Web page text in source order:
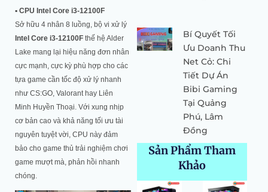
▪ CPU Intel Core i3-12100F
Sở hữu 4 nhân 8 luồng, bộ vi xử lý
Intel Core i3-12100F thế hệ Alder
Lake mang lại hiệu năng đơn nhân
cực mạnh, cực kỳ phù hợp cho các
tựa game cần tốc độ xử lý nhanh
như CS:GO, Valorant hay Liên
Minh Huyền Thoại. Với xung nhịp
cơ bản cao và khả năng tối ưu tài
nguyên tuyệt vời, CPU này đảm
bảo cho game thủ trải nghiệm chơi
game mượt mà, phản hồi nhanh
chóng.
Bí Quyết Tối
Ưu Doanh Thu
Net Cỏ: Chi
Tiết Dự Án
Bibi Gaming
Tại Quảng
Phú, Lâm
Đồng
Sản Phẩm Tham
Khảo
Giá
Giá
Giá
Giá